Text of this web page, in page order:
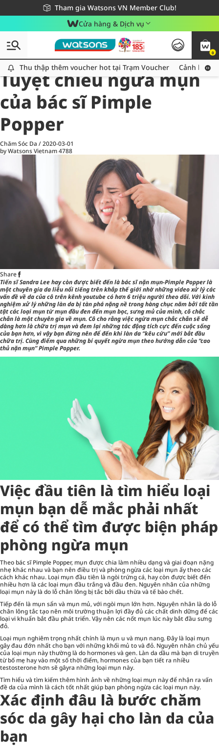
Tham gia Watsons VN Member Club!
Miễn phí giao hàng cho đơn hàng từ 249,000Đ
Giao hàng nhanh 24h - Áp dụng khu vực TP. Hồ Chí Minh
Cửa hàng & Dịch vụ
0
Thu thập thêm voucher hot tại Trạm Voucher
Thu thập thêm voucher hot tại Trạm Voucher Cảnh báo
All
Chăm Sóc Cá Nhân
Tuyệt chiêu ngừa mụn
của bác sĩ Pimple
Popper
Chăm Sóc Da /2020-03-01
by Watsons Vietnam4788
Share
Tiến sĩ Sandra Lee hay còn được biết đến là bác sĩ nặn mụn-Pimple Popper là
một chuyên gia da liễu nổi tiếng trên khắp thế giới nhờ những video xử lý các
vấn đề về da của cô trên kênh youtube có hơn 6 triệu người theo dõi. Với kinh
nghiệm xử lý những làn da bị tàn phá nặng nề trong hàng chục năm bởi tất tần
tật các loại mụn từ mụn đầu đen đến mụn bọc, sưng mủ của mình, cô chắc
chắn là một chuyên gia về mụn. Cô cho rằng việc ngừa mụn chắc chắn sẽ dễ
dàng hơn là chữa trị mụn và đem lại những tác động tích cực đến cuộc sống
của bạn hơn, vì vậy bạn đừng nên để đến khi làn da “kêu cứu” mới bắt đầu
chữa trị. Cùng điểm qua những bí quyết ngừa mụn theo hướng dẫn của “cao
thủ nặn mụn” Pimple Popper.
Việc đầu tiên là tìm hiểu loại
mụn bạn dễ mắc phải nhất
để có thể tìm được biện pháp
phòng ngừa mụn
Theo bác sĩ Pimple Popper, mụn được chia làm nhiều dạng và giai đoạn nặng
nhẹ khác nhau và bạn nên điều trị và phòng ngừa các loại mụn ấy theo các
cách khác nhau. Loại mụn đầu tiên là ngòi trứng cá, hay còn được biết đến
nhiều hơn là các loại mụn đầu trắng và đầu đen. Nguyên nhân của những
loại mụn này là do lỗ chân lông bị tắc bởi dầu thừa và tế bào chết.
Tiếp đến là mụn sẩn và mụn mủ, với ngòi mụn lớn hơn. Nguyên nhân là do lỗ
chân lông tắc tạo nên môi trường thuận lợi đầy đủ các chất dinh dững để các
loại vi khuẩn bắt đầu phát triển. Vậy nên các nốt mụn lúc này bắt đầu sưng
đỏ.
Loại mụn nghiêm trọng nhất chính là mụn u và mụn nang. Đây là loại mụn
gây đau đớn nhất cho bạn với những khối mủ to và đỏ. Nguyên nhân chủ yếu
của loại mụn này thường là do hormones và gen. Làn da dầu mà bạn di truyền
từ bố mẹ hay vào một số thời điểm, hormones của bạn tiết ra nhiều
testosterone hơn sẽ gâyra những loại mụn này.
Tìm hiểu và tìm kiếm thêm hình ảnh về những loại mụn này để nhận ra vấn
đề da của mình là cách tốt nhất giúp bạn phòng ngừa các loại mụn này.
Xác định đâu là bước chăm
sóc da gây hại cho làn da của
bạn